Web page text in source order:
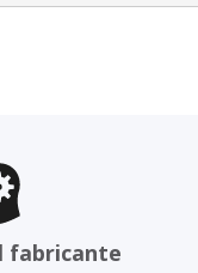
fabricante